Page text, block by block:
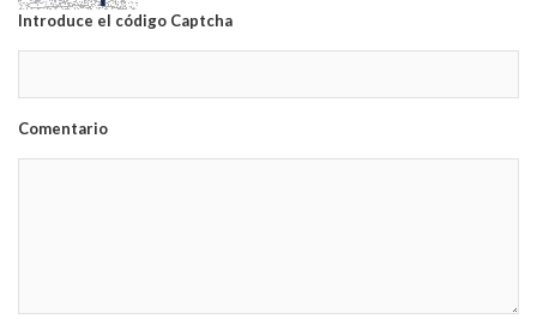
Introduce el código Captcha
Comentario